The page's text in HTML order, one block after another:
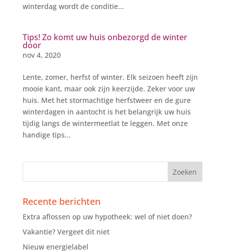
winterdag wordt de conditie...
Tips! Zo komt uw huis onbezorgd de winter
door
nov 4, 2020
Lente, zomer, herfst of winter. Elk seizoen heeft zijn
mooie kant, maar ook zijn keerzijde. Zeker voor uw
huis. Met het stormachtige herfstweer en de gure
winterdagen in aantocht is het belangrijk uw huis
tijdig langs de wintermeetlat te leggen. Met onze
handige tips...
Recente berichten
Extra aflossen op uw hypotheek: wel of niet doen?
Vakantie? Vergeet dit niet
Nieuw energielabel